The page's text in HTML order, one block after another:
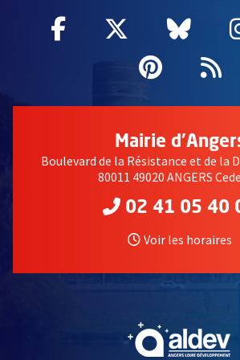
Facebook
, Ouvre une
Twitter
, Ouvre
,
Pinterest
,
Mairie
Boulevard de la Résistance et de la
80011 49020 ANGERS
02 41 05 40
Voir les horaires